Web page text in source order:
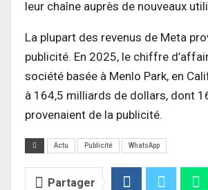
leur chaîne auprès de nouveaux
La plupart des revenus de Meta
publicité. En 2025, le chiffre
société basée à Menlo Park, en
à 164,5 milliards de dollars, dont
provenaient de la publicité.
Actu Publicité WhatsApp
Partager